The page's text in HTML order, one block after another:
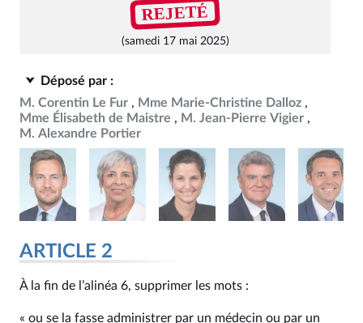
REJETÉ
(samedi 17 mai 2025)
Déposé par :
M. Corentin Le Fur
Mme Marie-Christine Dalloz
Mme Élisabeth de Maistre
M. Jean-Pierre Vigier
M. Alexandre Portier
ARTICLE 2
À la fin de l’alinéa 6, supprimer les mots :
« ou se la fasse administrer par un médecin ou par un